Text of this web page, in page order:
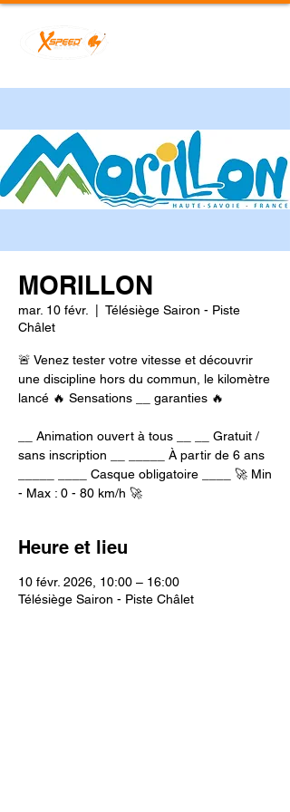
MORILLON
mar. 10 févr.
Télésiège Sairon - Piste
Châlet
🚨 Venez tester votre vitesse et découvrir
une discipline hors du commun, le kilomètre
lancé 🔥 Sensations __ garanties 🔥
__ Animation ouvert à tous __ __ Gratuit /
sans inscription __ _____ À partir de 6 ans
_____ ____ Casque obligatoire ____ 🚀 Min
- Max : 0 - 80 km/h 🚀
Heure et lieu
10 févr. 2026, 10:00 – 16:00
Télésiège Sairon - Piste Châlet